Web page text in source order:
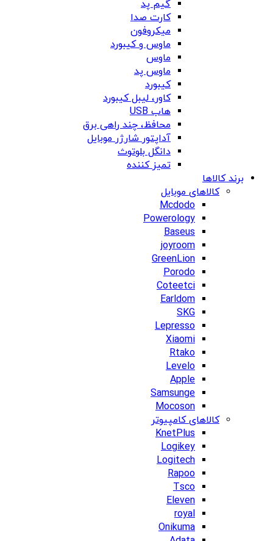
گیم پد
کارت صدا
میکروفون
ماوس و کیبورد
ماوس
ماوس پد
کیبورد
کاور، لیبل کیبورد
هاب USB
محافظ، چند راهی برق
آداپتور شارژر موبایل
دانگل بلوتوث
تمیز کننده
برند کالاها
کالاهای موبایل
Mcdodo
Powerology
Baseus
joyroom
GreenLion
Porodo
Coteetci
Earldom
SKG
Lepresso
Xiaomi
Rtako
Levelo
Apple
Samsunge
Mocoson
کالاهای کامپیوتر
KnetPlus
Logikey
Logitech
Rapoo
Tsco
Eleven
royal
Onikuma